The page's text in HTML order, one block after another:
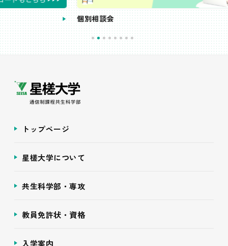
個別相談会 受
トップページ
星槎大学について
共生科学部・専攻
教員免許状・資格
入学案内